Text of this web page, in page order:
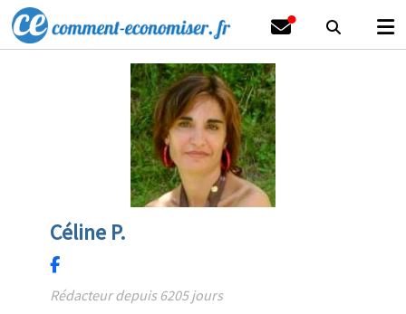
Céline P.
Rédacteur depuis 6205 jours